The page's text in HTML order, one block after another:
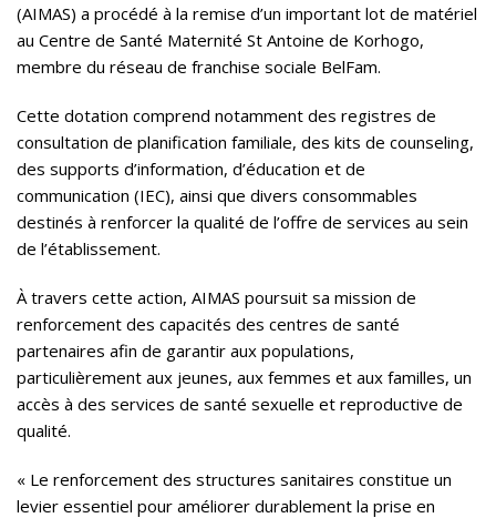
(AIMAS) a procédé à la remise d’un important lot de matériel
au Centre de Santé Maternité St Antoine de Korhogo,
membre du réseau de franchise sociale BelFam.
Cette dotation comprend notamment des registres de
consultation de planification familiale, des kits de counseling,
des supports d’information, d’éducation et de
communication (IEC), ainsi que divers consommables
destinés à renforcer la qualité de l’offre de services au sein
de l’établissement.
À travers cette action, AIMAS poursuit sa mission de
renforcement des capacités des centres de santé
partenaires afin de garantir aux populations,
particulièrement aux jeunes, aux femmes et aux familles, un
accès à des services de santé sexuelle et reproductive de
qualité.
« Le renforcement des structures sanitaires constitue un
levier essentiel pour améliorer durablement la prise en